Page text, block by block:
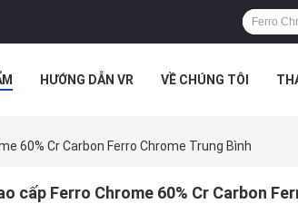
HƯỚNG DẪN VR VỀ CHÚNG TÔI
60% Cr Carbon Ferro Chrome Trung Bình
cấp Ferro Chrome 60% Cr Carbon